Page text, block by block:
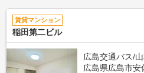
賃貸マンション
稲田第二ビル
広島交通バス/
広島県広島市安